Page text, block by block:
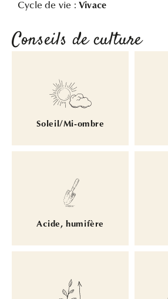
Cycle de vie : Vivace
Conseils de culture
Soleil/Mi-ombre
Acide, humifère